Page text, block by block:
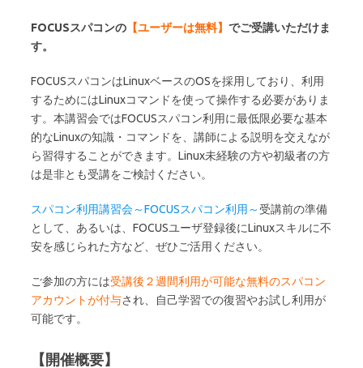
FOCUSスパコンの 【ユーザーは無料】 でご受講いただけま
す。
FOCUSスパコンはLinuxベースのOSを採用しており、利用
するためにはLinuxコマンドを使って操作する必要がありま
す。本講習会ではFOCUSスパコン利用に最低限必要な基本
的なLinuxの知識・コマンドを、講師による説明を交えなが
ら習得することができます。Linux未経験の方や初級者の方
は是非とも受講をご検討ください。
スパコン利用講習会～FOCUSスパコン利用～受講前の準備
として、あるいは、FOCUSユーザ登録後にLinuxスキルに不
安を感じられた方など、ぜひご活用ください。
ご参加の方には受講後２週間利用が可能な無料のスパコン
アカウントが付与され、自己学習での復習やお試し利用が
可能です。
【開催概要】